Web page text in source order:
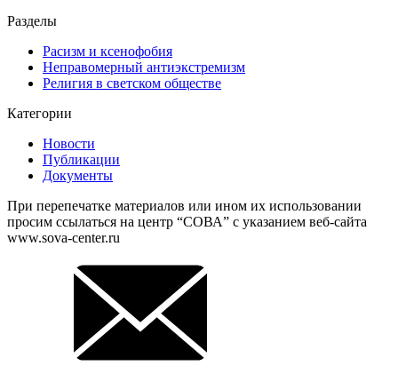
Разделы
Расизм и ксенофобия
Неправомерный антиэкстремизм
Религия в светском обществе
Категории
Новости
Публикации
Документы
При перепечатке материалов или ином их использовании
просим ссылаться на центр “СОВА” с указанием веб-сайта
www.sova-center.ru